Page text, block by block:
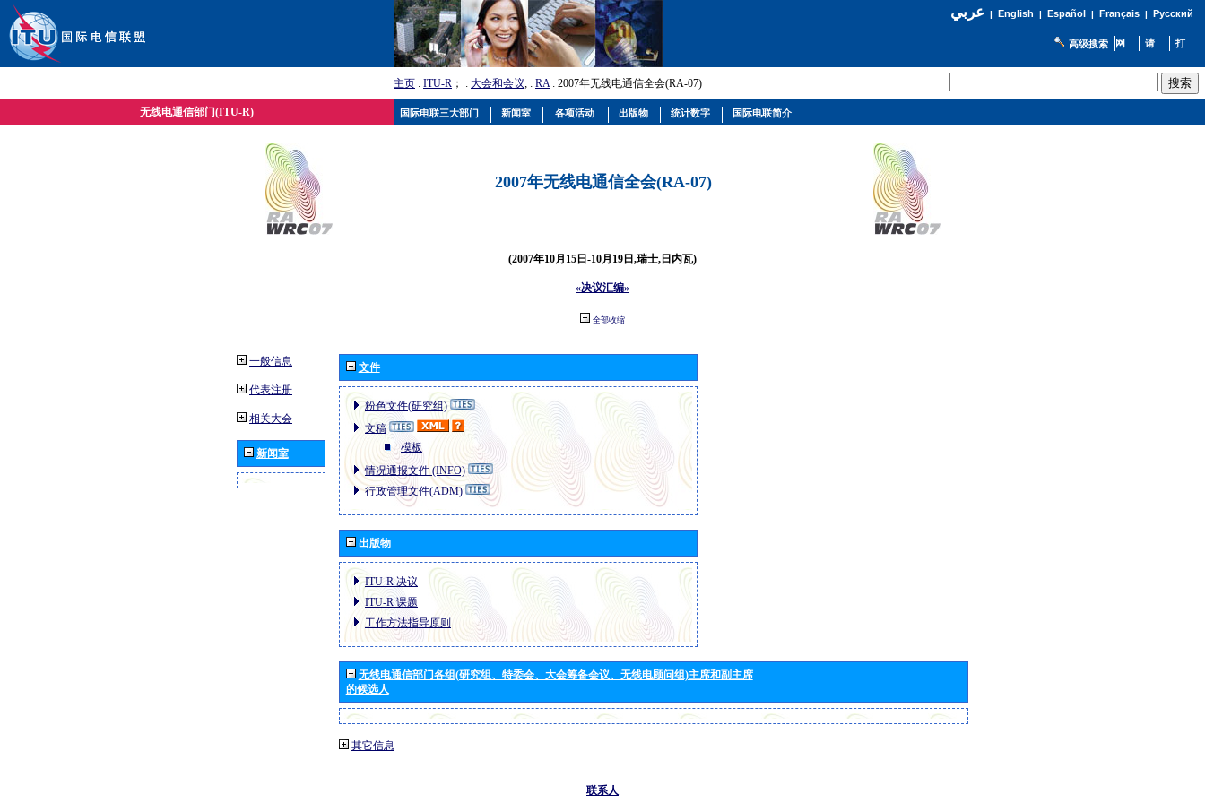
عربي| English | Español | Français| Русский
高级搜索
主页 : ITU-R ； : 大会和会议; : RA: 2007年无线电通信全会(RA-07)
无线电通信部门(ITU-R)
2007年无线电通信全会(RA-07)
(2007年10月15日-10月19日,瑞士,日内瓦)
«决议汇编»
全部收缩
一般信息
代表注册
相关大会
新闻室
文件
粉色文件(研究组)
文稿
模板
情况通报文件 (INFO)
行政管理文件(ADM)
出版物
ITU-R 决议
ITU-R 课题
工作方法指导原则
无线电通信部门各组(研究组、特委会、大会筹备会议、无线电顾问组)主席和副主席
的候选人
其它信息
联系人
国际电联三大部门 新闻室 各项活动 出版物 统计数字 国际电联简介